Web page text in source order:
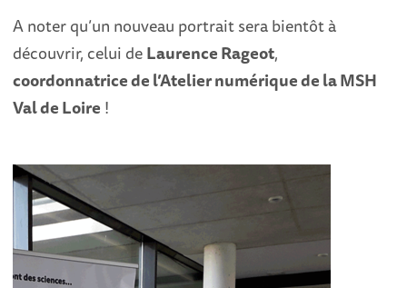
A noter qu’un nouveau portrait sera bientôt à
découvrir, celui deLaurence Rageot,
coordonnatrice de l’Atelier numérique de la MSH
Val de Loire !